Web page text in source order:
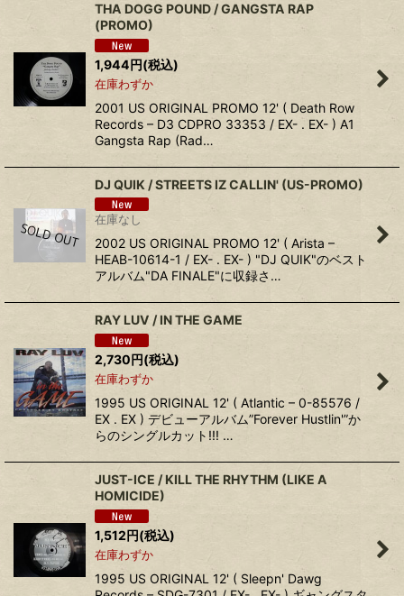
THA DOGG POUND / GANGSTA RAP
(PROMO)
1,944円(税込)
在庫わずか
2001 US ORIGINAL PROMO 12' ( Death Row
Records – D3 CDPRO 33353 / EX- . EX- ) A1
Gangsta Rap (Rad…
DJ QUIK / STREETS IZ CALLIN' (US-PROMO)
在庫なし
2002 US ORIGINAL PROMO 12' ( Arista –
HEAB-10614-1 / EX- . EX- ) "DJ QUIK"のベスト
アルバム"DA FINALE"に収録さ…
RAY LUV / IN THE GAME
2,730円(税込)
在庫わずか
1995 US ORIGINAL 12' ( Atlantic – 0-85576 /
EX . EX ) デビューアルバム”Forever Hustlin'”か
らのシングルカット!!! …
JUST-ICE / KILL THE RHYTHM (LIKE A
HOMICIDE)
1,512円(税込)
在庫わずか
1995 US ORIGINAL 12' ( Sleepn' Dawg